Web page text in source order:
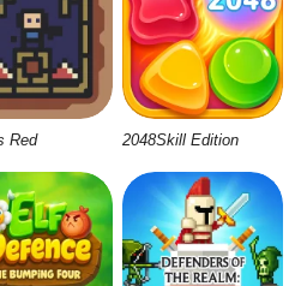
Red 2048Skill Edition